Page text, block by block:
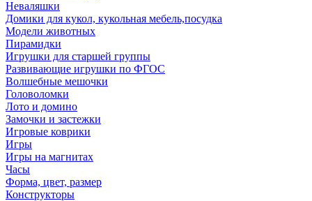
Неваляшки
Домики для кукол, кукольная мебель,посудка
Модели животных
Пирамидки
Игрушки для старшей группы
Развивающие игрушки по ФГОС
Волшебные мешочки
Головоломки
Лото и домино
Замочки и застежки
Игровые коврики
Игры
Игры на магнитах
Часы
Форма, цвет, размер
Конструкторы